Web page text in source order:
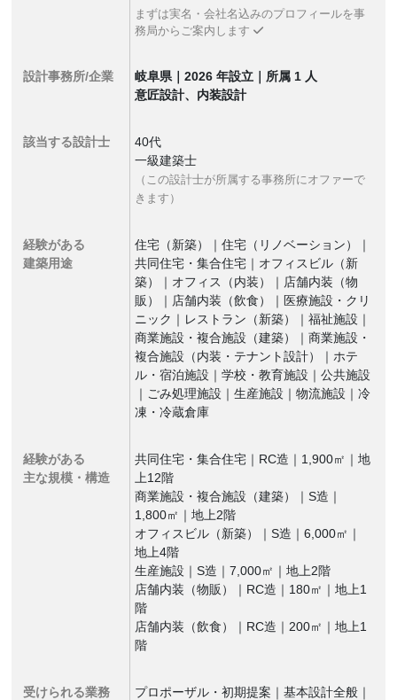
まずは実名・会社名込みのプロフィールを事
務局からご案内します
設計事務所/企業
岐阜県｜2026 年設立｜所属 1 人
意匠設計、内装設計
該当する設計士
40代
一級建築士
（この設計士が所属する事務所にオファーで
きます）
経験がある
建築用途
住宅（新築）｜住宅（リノベーション）｜
共同住宅・集合住宅｜オフィスビル（新
築）｜オフィス（内装）｜店舗内装（物
販）｜店舗内装（飲食）｜医療施設・クリ
ニック｜レストラン（新築）｜福祉施設｜
商業施設・複合施設（建築）｜商業施設・
複合施設（内装・テナント設計）｜ホテ
ル・宿泊施設｜学校・教育施設｜公共施設
｜ごみ処理施設｜生産施設｜物流施設｜冷
凍・冷蔵倉庫
経験がある
主な規模・構造
共同住宅・集合住宅｜RC造｜1,900㎡｜地
上12階
商業施設・複合施設（建築）｜S造｜
1,800㎡｜地上2階
オフィスビル（新築）｜S造｜6,000㎡｜
地上4階
生産施設｜S造｜7,000㎡｜地上2階
店舗内装（物販）｜RC造｜180㎡｜地上1
階
店舗内装（飲食）｜RC造｜200㎡｜地上1
階
受けられる業務
プロポーザル・初期提案｜基本設計全般｜